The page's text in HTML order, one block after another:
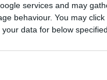
services and may
behaviour. You may
data for below
Az ember
segítségül,
tettünk
abban,
találja
munkájához